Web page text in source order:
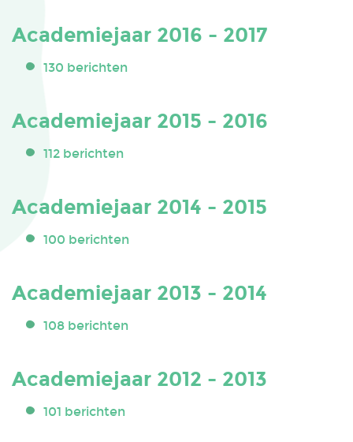
Academiejaar 2016 - 2017
130 berichten
Academiejaar 2015 - 2016
112 berichten
Academiejaar 2014 - 2015
100 berichten
Academiejaar 2013 - 2014
108 berichten
Academiejaar 2012 - 2013
101 berichten